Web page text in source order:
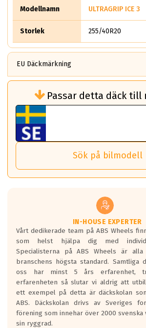
Modellnamn ULTRAGRIP ICE 3
Storlek 255/40R20
EU Däckmärkning
bränsleförbrukningen)
Det ska vara en betygsskala från klass A
till G för rullmotstånd.
Ett klass A däck kommer ha 6,5% bättre
bränsleförbrukning än ett klass G däck.
Det betyder att om man kör 10,000 km,
så sparar man 50 liter bränsle med ett
vilken körstil du använder.
Våtgrepp egenskaper:
Betygsskalan är satt A till F. Där A
den kortaste bromssträckan och F är
längsta.
Inga D eller G betyg delas ut för
personbilar och lätta lastbilar.
Betyget sätts efter ett test där däcken
skall bromsa in på en väg där det ligger
0.5-1.5 mm vatten.
I 80km/h kommer skillnaden på
Passar detta däck till
Sök på bilmodell
IN-HOUSE EXPERTER
Vårt dedikerade team på ABS Wheels
som helst hjälpa dig med
Specialisterna på ABS Wheels är
branschens högsta standard. Samtliga
oss har minst 5 års erfarenhet,
erfarenheten så slutar vi aldrig att
ett exempel på detta är däckskolan
ABS. Däckskolan drivs av Sveriges
förening som innehar över 2000
sin ryggrad.